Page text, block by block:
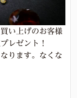
い上げのお客様
レゼント！
ります。なくな